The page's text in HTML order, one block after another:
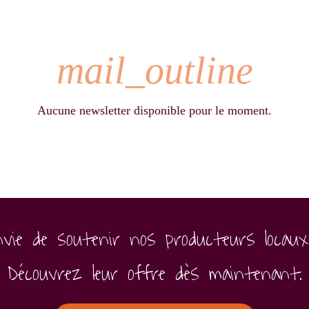
mail_outline
Aucune newsletter disponible pour le moment.
de soutenir nos producteurs
Découvrez leur offre dès maintenant.